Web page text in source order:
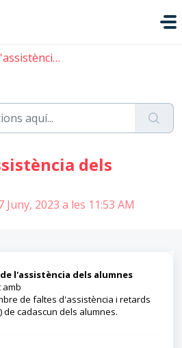
dels alumnes
dels
2023 a les 11:53 AM
l'assistència dels alumnes
amb
de faltes d'assistència i retards
cadascun dels alumnes.